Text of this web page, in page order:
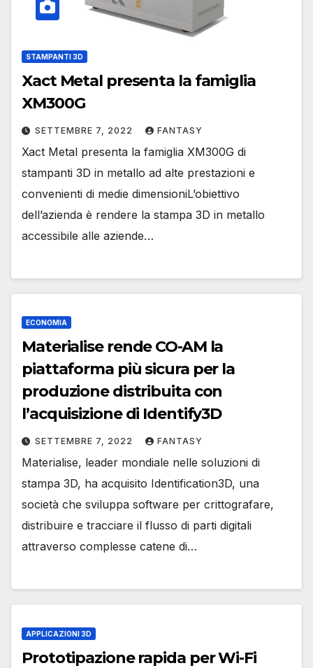
STAMPANTI 3D
Xact Metal presenta la famiglia
XM300G
SETTEMBRE 7, 2022 FANTASY
Xact Metal presenta la famiglia XM300G di
stampanti 3D in metallo ad alte prestazioni e
convenienti di medie dimensioniL’obiettivo
dell’azienda è rendere la stampa 3D in metallo
accessibile alle aziende…
ECONOMIA
Materialise rende CO-AM la
piattaforma più sicura per la
produzione distribuita con
l’acquisizione di Identify3D
SETTEMBRE 7, 2022 FANTASY
Materialise, leader mondiale nelle soluzioni di
stampa 3D, ha acquisito Identification3D, una
società che sviluppa software per crittografare,
distribuire e tracciare il flusso di parti digitali
attraverso complesse catene di…
APPLICAZIONI 3D
Prototipazione rapida per Wi-Fi